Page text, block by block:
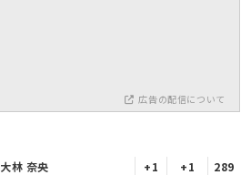
広告の配信について
大林 奈央 +1 +1 289